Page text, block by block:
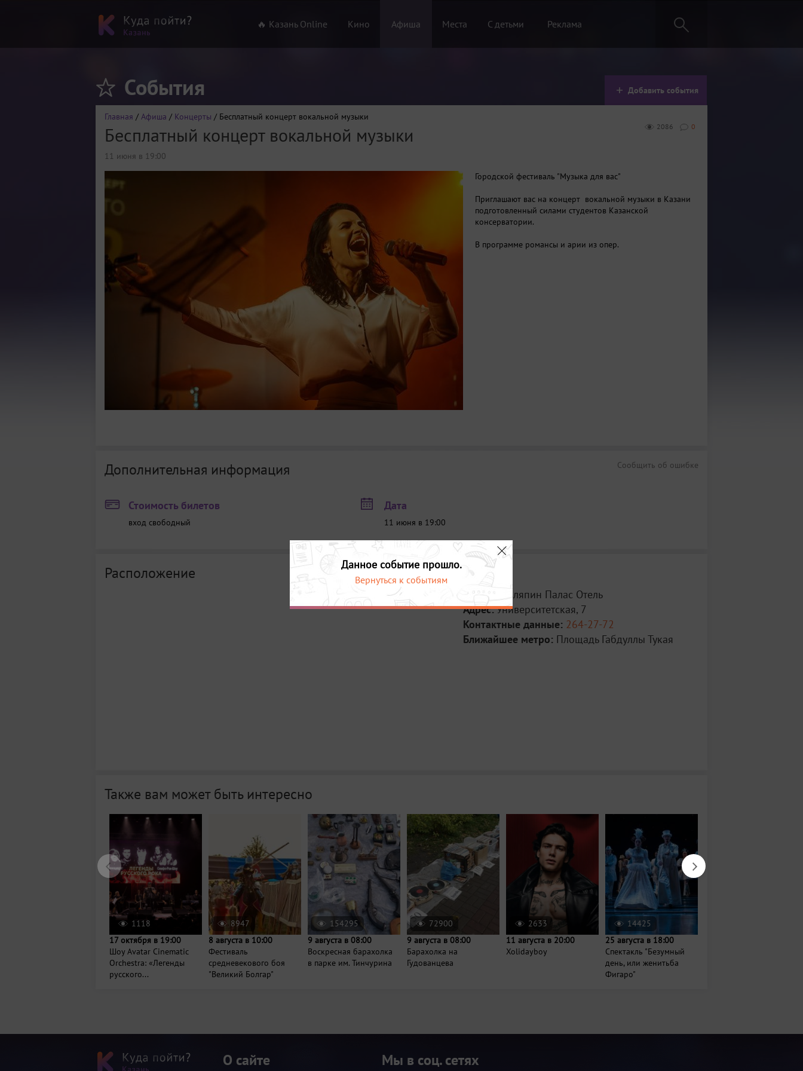
🔥 Казань Online Кино Афиша Места С детьми Реклама
События Добавить события
Главная / Афиша / Концерты / Бесплатный концерт вокальной музыки
0
2086
Бесплатный концерт вокальной музыки
11 июня в 19:00
Городской фестиваль "Музыка для вас"
Приглашают вас на концерт вокальной музыки в Казани
подготовленный силами студентов Казанской
консерватории.
В программе романсы и арии из опер.
Сообщить об ошибке
Дополнительная информация
Стоимость билетов
вход свободный
Дата
11 июня в 19:00
Расположение
Место:
Шаляпин Палас Отель
Адрес:Университетская, 7
Контактные данные: 264-27-72
Ближайшее метро: Площадь Габдуллы Тукая
Также вам может быть интересно
1118
17 октября в 19:00
Шоу Avatar Cinematic
Orchestra: «Легенды
русского...
8947
8 августа в 10:00
Фестиваль
средневекового боя
"Великий Болгар"
154295
9 августа в 08:00
Воскресная барахолка
в парке им. Тинчурина
72900
9 августа в 08:00
Барахолка на
Гудованцева
2633
11 августа в 20:00
Xolidayboy
14425
25 августа в 18:00
Спектакль "Безумный
день, или женитьба
Фигаро"
Данное событие прошло.
Вернуться к событиям
О сайте Мы в соц. сетях